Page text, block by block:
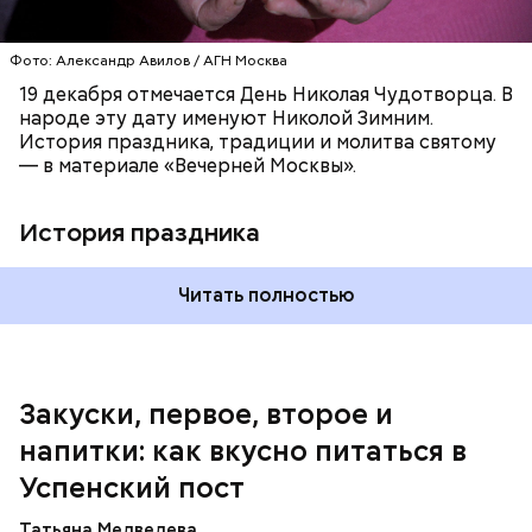
Фото: Александр Авилов / АГН Москва
19 декабря отмечается День Николая Чудотворца. В
народе эту дату именуют Николой Зимним.
История праздника, традиции и молитва святому
— в материале «Вечерней Москвы».
История праздника
Читать полностью
Закуски, первое, второе и
напитки: как вкусно питаться в
Успенский пост
600 г помидоров;
300 г моркови;
200 г шпината;
зелень петрушки и укропа.
оставшемся масле, добавить к ним нашинкованные
листья шпината, салата, зеленый лук, зелень
петрушки, помидоры, нарезанные небольшими
дольками, и все тушить 10-15 минут. Полученный
соус заправить солью, сахаром, раствором
лимонной кислоты или уксусом, залить им
обжаренные баклажаны и тушить в жарочном